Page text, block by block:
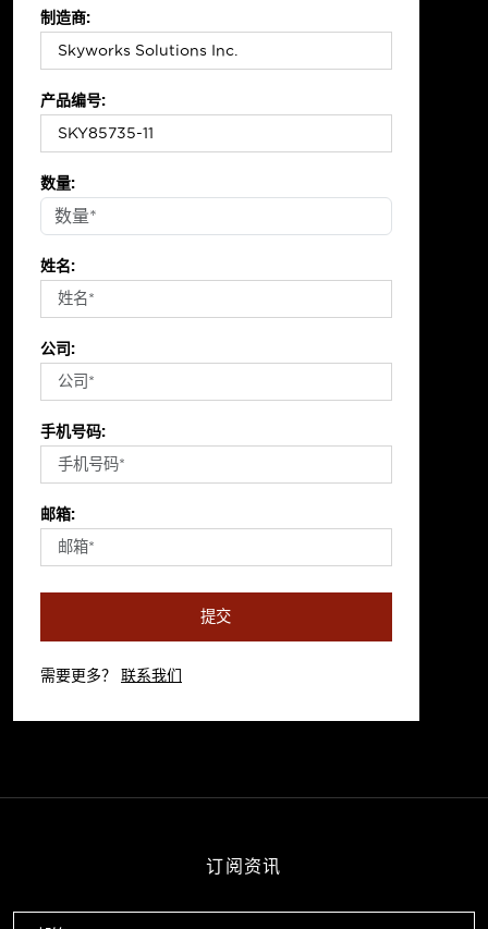
制造商:
产品编号:
数量:
姓名:
公司:
手机号码:
邮箱:
提交
需要更多？ 联系我们
订阅资讯